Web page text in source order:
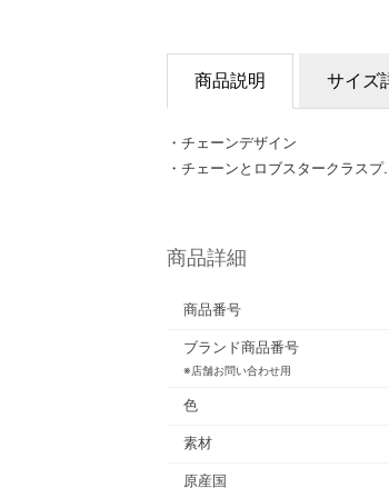
商品説明 サイズ
・チェーンデザイン
・チェーンとロブスタークラスプ.
商品詳細
商品番号
ブランド商品番号
※店舗お問い合わせ用
色
素材
原産国